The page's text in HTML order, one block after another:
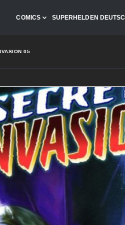
COMICS SUPERHELDEN
05